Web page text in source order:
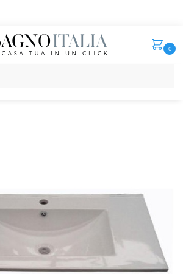
0
3%